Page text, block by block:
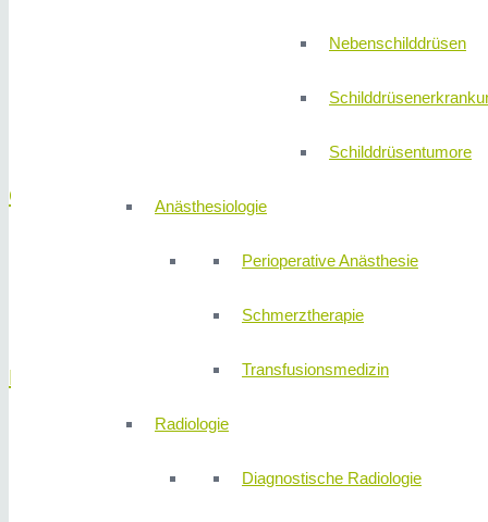
Nebenschilddrüsen
Schilddrüsentumore
Anästhesiologie
Perioperative Anästhesie
Schmerztherapie
Transfusionsmedizin
Radiologie
Diagnostische Radiologie
Galle
Hernien